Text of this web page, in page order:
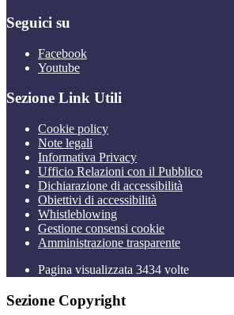
Seguici su
Facebook
Youtube
Sezione Link Utili
Cookie policy
Note legali
Informativa Privacy
Ufficio Relazioni con il Pubblico
Dichiarazione di accessibilità
Obiettivi di accessibilità
Whistleblowing
Gestione consensi cookie
Amministrazione trasparente
Pagina visualizzata 3434 volte
Sezione Copyright